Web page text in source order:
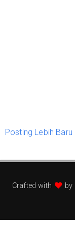
Posting Lebih Baru
Crafted with by